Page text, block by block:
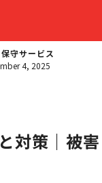
保守サービス
4, 2025
対策｜被害